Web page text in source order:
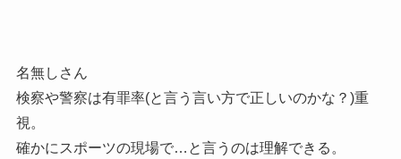
名無しさん
検察や警察は有罪率(と言う言い方で正しいのかな？)重
視。
確かにスポーツの現場で…と言うのは理解できる。